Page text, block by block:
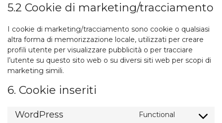
5.2 Cookie di marketing/tracciamento
I cookie di marketing/tracciamento sono cookie o qualsiasi
altra forma di memorizzazione locale, utilizzati per creare
profili utente per visualizzare pubblicità o per tracciare
l’utente su questo sito web o su diversi siti web per scopi di
marketing simili.
6. Cookie inseriti
WordPress Functional
Consent